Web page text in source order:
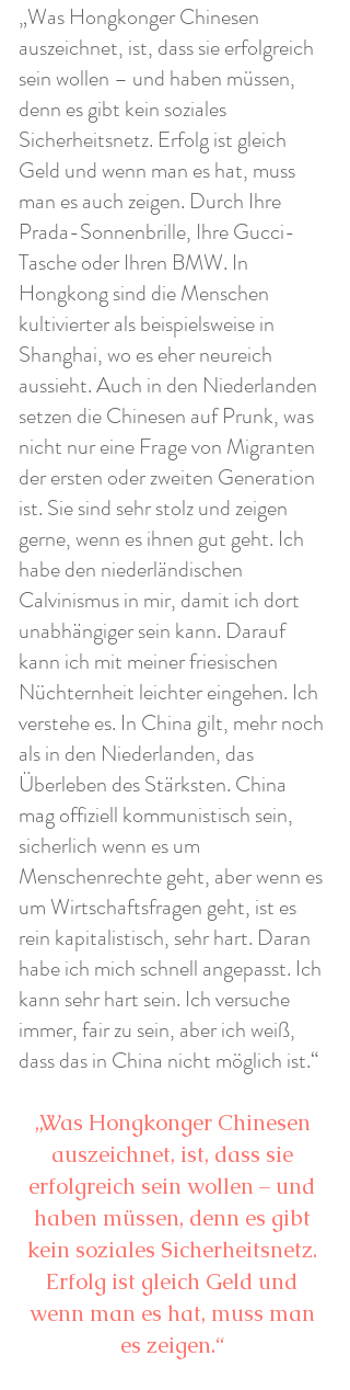
„Was Hongkonger Chinesen
auszeichnet, ist, dass sie erfolgreich
sein wollen – und haben müssen,
denn es gibt kein soziales
Sicherheitsnetz. Erfolg ist gleich
Geld und wenn man es hat, muss
man es auch zeigen. Durch Ihre
Prada-Sonnenbrille, Ihre Gucci-
Tasche oder Ihren BMW. In
Hongkong sind die Menschen
kultivierter als beispielsweise in
Shanghai, wo es eher neureich
aussieht. Auch in den Niederlanden
setzen die Chinesen auf Prunk, was
nicht nur eine Frage von Migranten
der ersten oder zweiten Generation
ist. Sie sind sehr stolz und zeigen
gerne, wenn es ihnen gut geht. Ich
habe den niederländischen
Calvinismus in mir, damit ich dort
unabhängiger sein kann. Darauf
kann ich mit meiner friesischen
Nüchternheit leichter eingehen. Ich
verstehe es. In China gilt, mehr noch
als in den Niederlanden, das
Überleben des Stärksten. China
mag offiziell kommunistisch sein,
sicherlich wenn es um
Menschenrechte geht, aber wenn es
um Wirtschaftsfragen geht, ist es
rein kapitalistisch, sehr hart. Daran
habe ich mich schnell angepasst. Ich
kann sehr hart sein. Ich versuche
immer, fair zu sein, aber ich weiß,
dass das in China nicht möglich ist.“
„Was Hongkonger Chinesen
auszeichnet, ist, dass sie
erfolgreich sein wollen – und
haben müssen, denn es gibt
kein soziales Sicherheitsnetz.
Erfolg ist gleich Geld und
wenn man es hat, muss man
es zeigen.“